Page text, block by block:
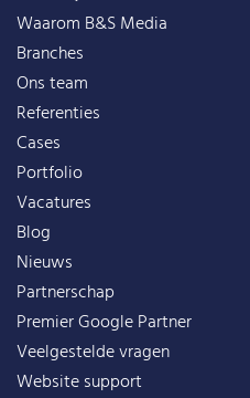
Waarom B&S Media
Branches
Ons team
Referenties
Cases
Portfolio
Vacatures
Blog
Nieuws
Partnerschap
Premier Google Partner
Veelgestelde vragen
Website support